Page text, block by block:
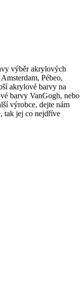
výběr akrylových
Pébeo,
akrylové barvy na
barvy VanGogh, nebo
výrobce, dejte nám
tak jej co nejdříve